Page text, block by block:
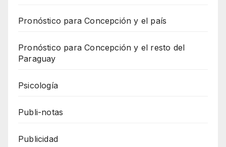
Pronóstico para Concepción y el país
Pronóstico para Concepción y el resto del
Paraguay
Psicología
Publi-notas
Publicidad